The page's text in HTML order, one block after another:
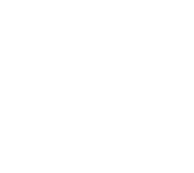
Desde los discursos
estuvo cargada de
religioso de Málaga.
Torre, el presidente de la
Agrupación de Cofradías,
resaltando la importancia